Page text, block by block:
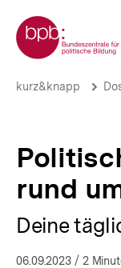
zum
Seiteninhalt
springen
Zur Startseite der bpb
Politische
"Barbie"
tägliche
Politik
bpb.de
kurz&knapp
rund
Deine
06.09.2023 / 2